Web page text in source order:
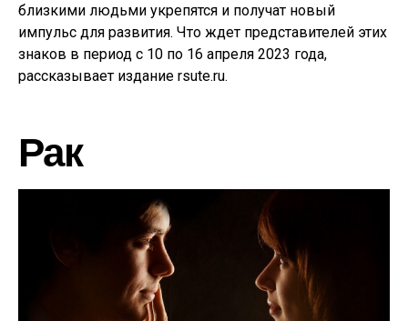
близкими людьми укрепятся и получат новый
импульс для развития. Что ждет представителей этих
знаков в период с 10 по 16 апреля 2023 года,
рассказывает издание rsute.ru.
Рак